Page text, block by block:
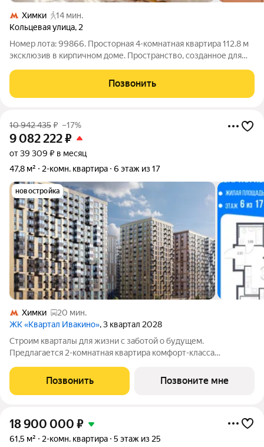
Химки
14 мин.
Кольцевая улица, 2
Номер лота: 99866. Просторная 4-комнатная квартира 112.8 м
эксклюзив в кирпичном доме. Пространство, созданное для
база, где вы сможете создать свой идеальный интерьер, не
переплачивая за
Позвонить
10 942 435₽ –17%
9 082 222₽
от 39 309 ₽ в месяц
47,8 м²
2-комн. квартира 6 этаж из 17
новостройка
Химки
20 мин.
ЖК «Квартал Ивакино», 3 квартал 2028
Строим кварталы для жизни с заботой о будущем.
Предлагается 2-комнатная квартира комфорт-класса
на 6-м этаже, в жилом комплексе "Квартал
Ивакино".Позаботились о вашем времени, поэтому квартиры
Позвонить Позвоните мне
18 900 000 ₽
61,5 м² 2-комн. квартира 5 этаж из 25